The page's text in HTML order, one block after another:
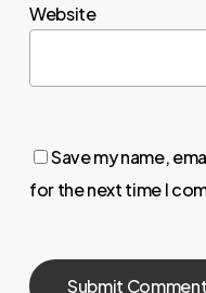
Website
Save my name,
for the next time I